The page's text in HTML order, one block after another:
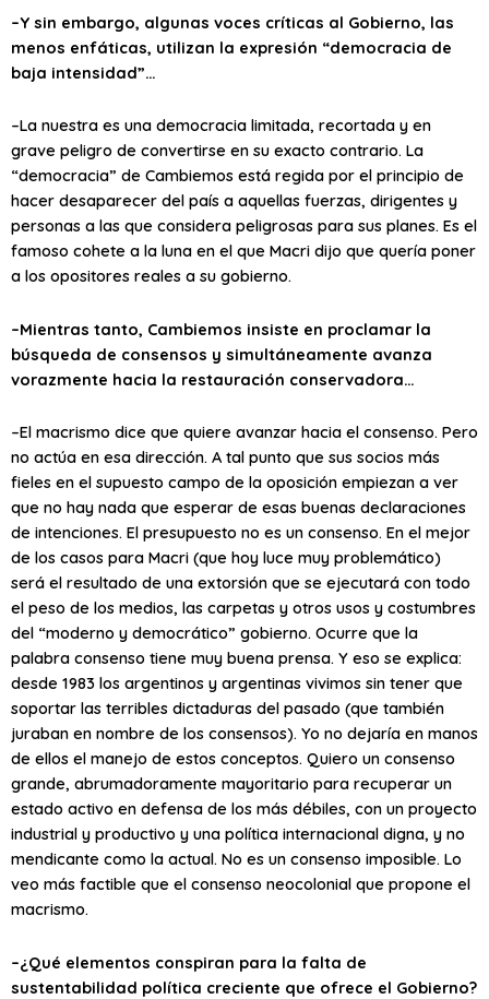
–Y sin embargo, algunas voces críticas al Gobierno, las
menos enfáticas, utilizan la expresión “democracia de
baja intensidad”…
–La nuestra es una democracia limitada, recortada y en
grave peligro de convertirse en su exacto contrario. La
“democracia” de Cambiemos está regida por el principio de
hacer desaparecer del país a aquellas fuerzas, dirigentes y
personas a las que considera peligrosas para sus planes. Es el
famoso cohete a la luna en el que Macri dijo que quería poner
a los opositores reales a su gobierno.
–Mientras tanto, Cambiemos insiste en proclamar la
búsqueda de consensos y simultáneamente avanza
vorazmente hacia la restauración conservadora…
–El macrismo dice que quiere avanzar hacia el consenso. Pero
no actúa en esa dirección. A tal punto que sus socios más
fieles en el supuesto campo de la oposición empiezan a ver
que no hay nada que esperar de esas buenas declaraciones
de intenciones. El presupuesto no es un consenso. En el mejor
de los casos para Macri (que hoy luce muy problemático)
será el resultado de una extorsión que se ejecutará con todo
el peso de los medios, las carpetas y otros usos y costumbres
del “moderno y democrático” gobierno. Ocurre que la
palabra consenso tiene muy buena prensa. Y eso se explica:
desde 1983 los argentinos y argentinas vivimos sin tener que
soportar las terribles dictaduras del pasado (que también
juraban en nombre de los consensos). Yo no dejaría en manos
de ellos el manejo de estos conceptos. Quiero un consenso
grande, abrumadoramente mayoritario para recuperar un
estado activo en defensa de los más débiles, con un proyecto
industrial y productivo y una política internacional digna, y no
mendicante como la actual. No es un consenso imposible. Lo
veo más factible que el consenso neocolonial que propone el
macrismo.
–¿Qué elementos conspiran para la falta de
sustentabilidad política creciente que ofrece el Gobierno?